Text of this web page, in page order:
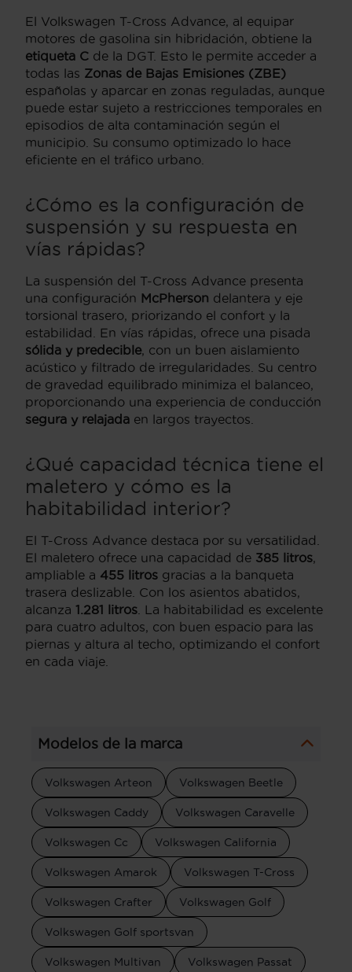
El Volkswagen T-Cross Advance, al equipar
motores de gasolina sin hibridación, obtiene la
etiqueta C de la DGT. Esto le permite acceder a
todas las Zonas de Bajas Emisiones (ZBE)
españolas y aparcar en zonas reguladas, aunque
puede estar sujeto a restricciones temporales en
episodios de alta contaminación según el
municipio. Su consumo optimizado lo hace
eficiente en el tráfico urbano.
¿Cómo es la configuración de
suspensión y su respuesta en
vías rápidas?
La suspensión del T-Cross Advance presenta
una configuración McPherson delantera y eje
torsional trasero, priorizando el confort y la
estabilidad. En vías rápidas, ofrece una pisada
sólida y predecible , con un buen aislamiento
acústico y filtrado de irregularidades. Su centro
de gravedad equilibrado minimiza el balanceo,
proporcionando una experiencia de conducción
segura y relajada en largos trayectos.
¿Qué capacidad técnica tiene el
maletero y cómo es la
habitabilidad interior?
El T-Cross Advance destaca por su versatilidad.
El maletero ofrece una capacidad de 385 litros
ampliable a 455 litros gracias a la banqueta
trasera deslizable. Con los asientos abatidos,
alcanza 1.281 litros . La habitabilidad es excelente
para cuatro adultos, con buen espacio para las
piernas y altura al techo, optimizando el confort
en cada viaje.
Modelos de la marca
Volkswagen Arteon Volkswagen Beetle
Volkswagen Caddy Volkswagen Caravelle
Volkswagen Cc Volkswagen California
Volkswagen Amarok Volkswagen T-Cross
Volkswagen Crafter Volkswagen Golf
Volkswagen Golf sportsvan
Volkswagen Multivan Volkswagen Passat